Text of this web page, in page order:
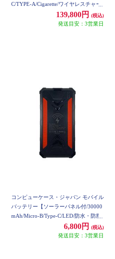
C/TYPE-A/Cigarette/ワイヤレスチャー
ジャー/LEDライト/イエロー】 AD100
139,800円 (税込)
発送目安：3営業日
コンピューケース・ジャパン モバイル
バッテリー【ソーラーパネル付/30000
mAh/Micro-B/Type-C/LED/防水・防塵/
6,800円 (税込)
発送目安：3営業日